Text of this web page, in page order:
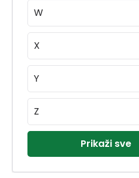
W
X
Y
Z
Prikaži sve